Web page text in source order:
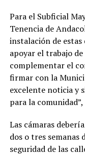
Para el Subficial
Tenencia de
instalación de estas
apoyar el trabajo de
complementar el
firmar con la
excelente noticia y
para la
Las cámaras
dos o tres
seguridad de las